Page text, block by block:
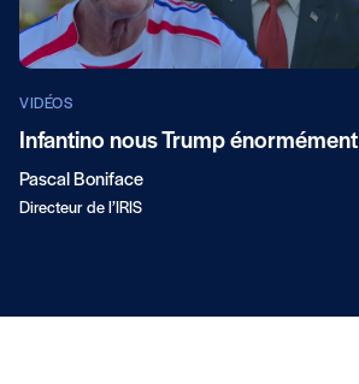
VIDÉOS
Infantino nous Trump énormément
Pascal Boniface
Directeur de l’IRIS